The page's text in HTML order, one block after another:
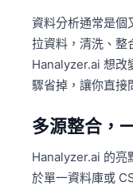
資料分析通常是個
拉資料，清洗、整
Hanalyzer.ai 想
驟省掉，讓你直接
多源整合，
Hanalyzer.ai 的亮
於單一資料庫或